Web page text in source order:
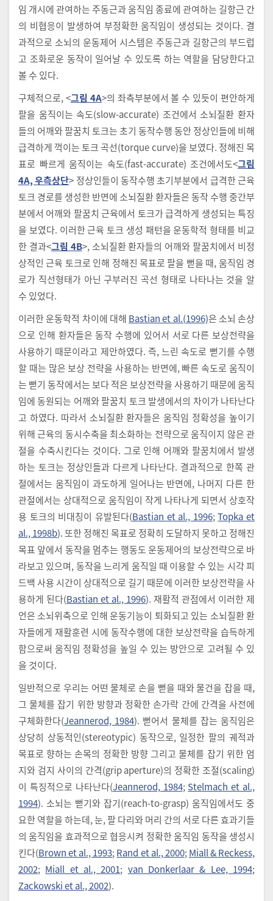
임 개시에 관여하는 주동근과 움직임 종료에 관여하는 길항근 간
의 비협응이 발생하여 부정확한 움직임이 생성되는 것이다. 결
과적으로 소뇌의 운동제어 시스템은 주동근과 길항근의 부드럽
고 조화로운 동작이 일어날 수 있도록 하는 역할을 담당한다고
볼 수 있다.
구체적으로, <그림 4A>의 좌측부분에서 볼 수 있듯이 편안하게
팔을 움직이는 속도(slow-accurate) 조건에서 소뇌질환 환자
들의 어깨와 팔꿈치 토크는 초기 동작수행 동안 정상인들에 비해
급격하게 꺽이는 토크 곡선(torque curve)을 보였다. 정해진 목
표로 빠르게 움직이는 속도(fast-accurate) 조건에서도<그림
4A, 우측상단> 정상인들이 동작수행 초기부분에서 급격한 근육
토크 경로를 생성한 반면에 소뇌질환 환자들은 동작 수행 중간부
분에서 어깨와 팔꿈치 근육에서 토크가 급격하게 생성되는 특징
을 보였다. 이러한 근육 토크 생성 패턴을 운동학적 형태를 비교
한 결과<그림 4B>, 소뇌질환 환자들의 어깨와 팔꿈치에서 비정
상적인 근육 토크로 인해 정해진 목표로 팔을 뻗을 때, 움직임 경
로가 직선형태가 아닌 구부러진 곡선 형태로 나타나는 것을 알
수 있었다.
이러한 운동학적 차이에 대해 Bastian et al.(1996)은 소뇌 손상
으로 인해 환자들은 동작 수행에 있어서 서로 다른 보상전략을
사용하기 때문이라고 제안하였다. 즉, 느린 속도로 뻗기를 수행
할 때는 많은 보상 전략을 사용하는 반면에, 빠른 속도로 움직이
는 뻗기 동작에서는 보다 적은 보상전략을 사용하기 때문에 움직
임에 동원되는 어깨와 팔꿈치 토크 발생에서의 차이가 나타난다
고 하였다. 따라서 소뇌질환 환자들은 움직임 정확성을 높이기
위해 근육의 동시수축을 최소화하는 전략으로 움직이지 않은 관
절을 수축시킨다는 것이다. 그로 인해 어깨와 팔꿈치에서 발생
하는 토크는 정상인들과 다르게 나타난다. 결과적으로 한쪽 관
절에서는 움직임이 과도하게 일어나는 반면에, 나머지 다른 한
관절에서는 상대적으로 움직임이 작게 나타나게 되면서 상호작
용 토크의 비대칭이 유발된다(Bastian et al., 1996;Topka et
al., 1998b). 또한 정해진 목표로 정확히 도달하지 못하고 정해진
목표 앞에서 동작을 멈추는 행동도 운동제어의 보상전략으로 바
라보고 있으며, 동작을 느리게 움직일 때 이용할 수 있는 시각 피
드백 사용 시간이 상대적으로 길기 때문에 이러한 보상전략을 사
용하게 된다(Bastian et al., 1996). 재활적 관점에서 이러한 제
언은 소뇌위축으로 인해 운동기능이 퇴화되고 있는 소뇌질환 환
자들에게 재활훈련 시에 동작수행에 대한 보상전략을 습득하게
함으로써 움직임 정확성을 높일 수 있는 방안으로 고려될 수 있
을 것이다.
일반적으로 우리는 어떤 물체로 손을 뻗을 때와 물건을 잡을 때,
그 물체를 잡기 위한 방향과 정확한 손가락 간에 간격을 사전에
구체화한다(Jeannerod, 1984). 뻗어서 물체를 잡는 움직임은
상당히 상동적인(stereotypic) 동작으로, 일정한 팔의 궤적과
목표로 향하는 손목의 정확한 방향 그리고 물체를 잡기 위한 엄
지와 검지 사이의 간격(grip aperture)의 정확한 조절(scaling)
이 특징적으로 나타난다(Jeannerod, 1984; Stelmach et al.,
1994). 소뇌는 뻗기와 잡기(reach-to-grasp) 움직임에서도 중
요한 역할을 하는데, 눈, 팔 다리와 머리 간의 서로 다른 효과기들
의 움직임을 효과적으로 협응시켜 정확한 움직임 동작을 생성시
킨다(Brown et al., 1993; Rand et al., 2000; Miall & Reckess,
2002; Miall et al., 2001; van Donkerlaar & Lee, 1994;
Zackowski et al., 2002).